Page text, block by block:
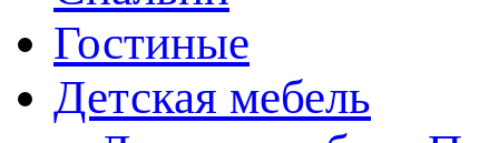
Гостиные
Детская мебель